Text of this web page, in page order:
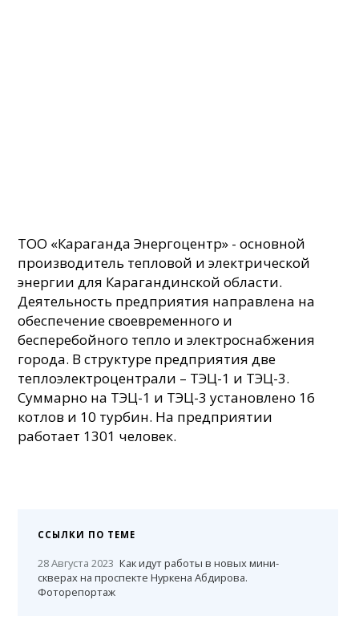
ТОО «Караганда Энергоцентр» - основной
производитель тепловой и электрической
энергии для Карагандинской области.
Деятельность предприятия направлена на
обеспечение своевременного и
бесперебойного тепло и электроснабжения
города. В структуре предприятия две
теплоэлектроцентрали – ТЭЦ-1 и ТЭЦ-3.
Суммарно на ТЭЦ-1 и ТЭЦ-3 установлено 16
котлов и 10 турбин. На предприятии
работает 1301 человек.
ССЫЛКИ ПО ТЕМЕ
28 Августа 2023 Как идут работы в новых мини-
скверах на проспекте Нуркена Абдирова.
Фоторепортаж